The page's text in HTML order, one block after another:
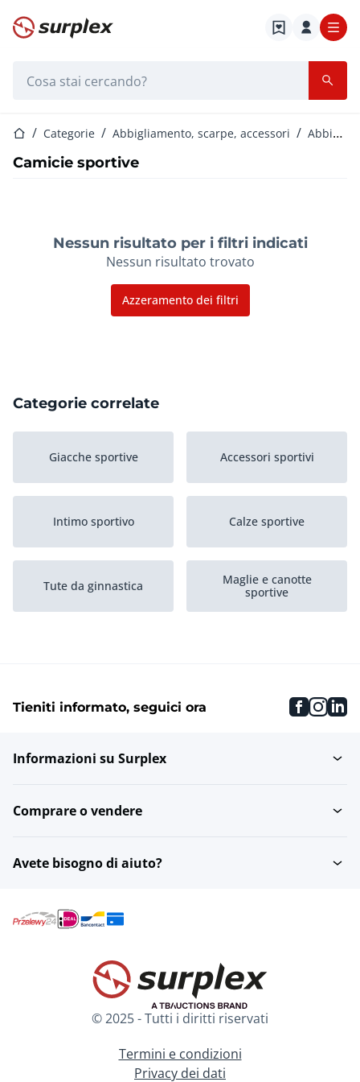
Home
Home Categorie Abbigliamento, scarpe, accessori Abbigliamento sportivo unisex
Camicie sportive
Nessun risultato per i filtri indicati
Nessun risultato trovato
Azzeramento dei filtri
Categorie correlate
Giacche sportive Accessori sportivi
Intimo sportivo Calze sportive
Tute da ginnastica
Maglie e canotte
sportive
Tieniti informato, seguici ora
Informazioni su Surplex
Comprare o vendere
Avete bisogno di aiuto?
© 2025 - Tutti i diritti riservati
Termini e condizioni
Privacy dei dati